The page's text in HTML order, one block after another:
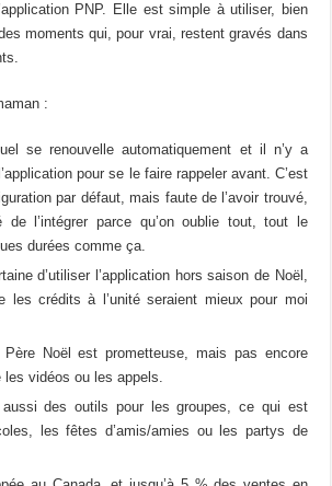
PNP. Elle est simple à utiliser, bien
moments qui, pour vrai, restent gravés dans
:
se renouvelle automatiquement et il n’y a
pour se le faire rappeler avant. C’est
par défaut, mais faute de l’avoir trouvé,
de l’intégrer parce qu’on oublie tout, tout le
durées comme ça.
d’utiliser l’application hors saison de Noël,
les crédits à l’unité seraient mieux pour moi
Père Noël est prometteuse, mais pas encore
les vidéos ou les appels.
aussi des outils pour les groupes, ce qui est
les fêtes d’amis/amies ou les partys de